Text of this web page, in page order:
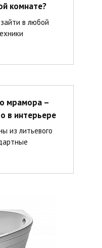
комнате?
в любой
мрамора –
в интерьере
из литьевого